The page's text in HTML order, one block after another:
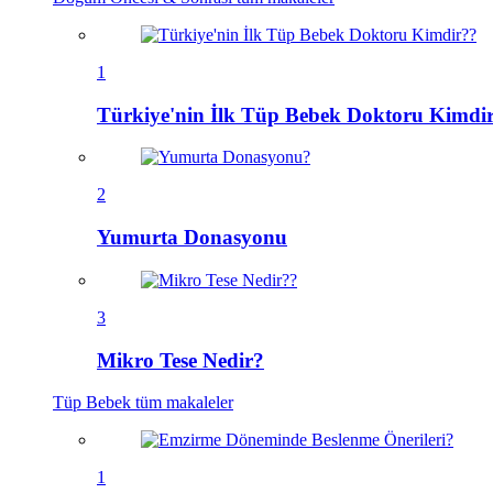
1
Türkiye'nin İlk Tüp Bebek Doktoru
2
Yumurta Donasyonu
3
Mikro Tese Nedir?
Tüp Bebek tüm makaleler
1